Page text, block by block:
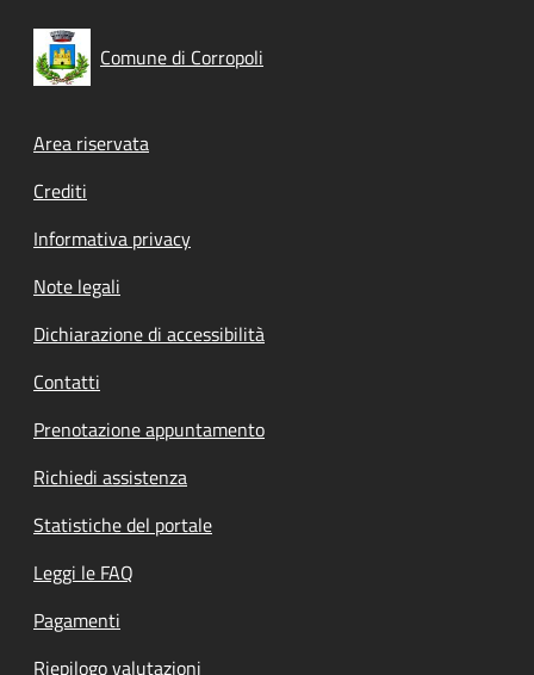
Comune di Corropoli
Footer menu
Area riservata
Crediti
Informativa privacy
Note legali
Dichiarazione di accessibilità
Contatti
Prenotazione appuntamento
Richiedi assistenza
Statistiche del portale
Leggi le FAQ
Pagamenti
Riepilogo valutazioni